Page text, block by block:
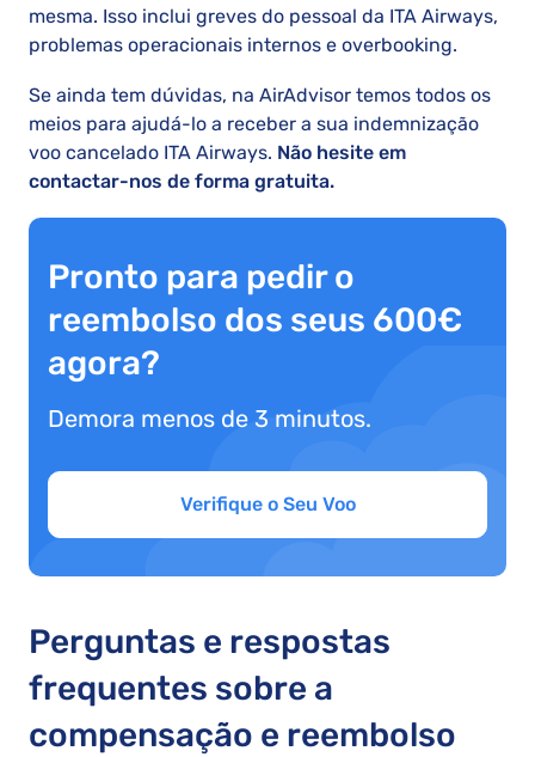
mesma. Isso inclui greves do pessoal da ITA Airways,
problemas operacionais internos e overbooking.
Se ainda tem dúvidas, na AirAdvisor temos todos os
meios para ajudá-lo a receber a sua indemnização
voo cancelado ITA Airways. Não hesite em
contactar-nos de forma gratuita.
Pronto para pedir o
reembolso dos seus 600€
agora?
Demora menos de 3 minutos.
Verifique o Seu Voo
Perguntas e respostas
frequentes sobre a
compensação e reembolso